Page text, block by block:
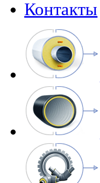
Контакты